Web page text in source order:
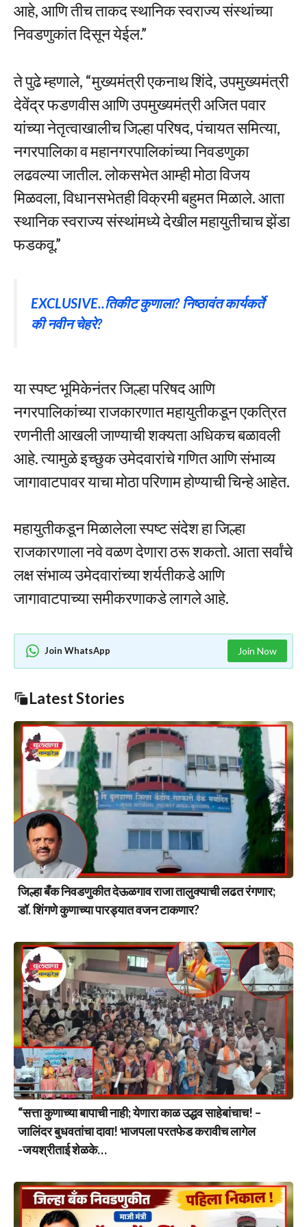
आहे, आणि तीच ताकद स्थानिक स्वराज्य संस्थांच्या
निवडणुकांत दिसून येईल.”
ते पुढे म्हणाले, “मुख्यमंत्री एकनाथ शिंदे, उपमुख्यमंत्री
देवेंद्र फडणवीस आणि उपमुख्यमंत्री अजित पवार
यांच्या नेतृत्वाखालीच जिल्हा परिषद, पंचायत समित्या,
नगरपालिका व महानगरपालिकांच्या निवडणुका
लढवल्या जातील. लोकसभेत आम्ही मोठा विजय
मिळवला, विधानसभेतही विक्रमी बहुमत मिळाले. आता
स्थानिक स्वराज्य संस्थांमध्ये देखील महायुतीचाच झेंडा
फडकवू.”
EXCLUSIVE..तिकीट कुणाला? निष्ठावंत कार्यकर्ते
की नवीन चेहरे?
या स्पष्ट भूमिकेनंतर जिल्हा परिषद आणि
नगरपालिकांच्या राजकारणात महायुतीकडून एकत्रित
रणनीती आखली जाण्याची शक्यता अधिकच बळावली
आहे. त्यामुळे इच्छुक उमेदवारांचे गणित आणि संभाव्य
जागावाटपावर याचा मोठा परिणाम होण्याची चिन्हे आहेत.
महायुतीकडून मिळालेला स्पष्ट संदेश हा जिल्हा
राजकारणाला नवे वळण देणारा ठरू शकतो. आता सर्वांचे
लक्ष संभाव्य उमेदवारांच्या शर्यतीकडे आणि
जागावाटपाच्या समीकरणाकडे लागले आहे.
Join WhatsApp Join Now
Latest Stories
जिल्हा बँक निवडणुकीत देऊळगाव राजा तालुक्याची लढत रंगणार;
डॉ. शिंगणे कुणाच्या पारड्यात वजन टाकणार?
“सत्ता कुणाच्या बापाची नाही; येणारा काळ उद्धव साहेबांचाच! –
जालिंदर बुधवतांचा दावा! भाजपला परतफेड करावीच लागेल
-जयश्रीताई शेळके…